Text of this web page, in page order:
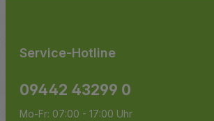
Service-Hotline
09442 43299 0
Mo-Fr: 07:00 - 17:00 Uhr